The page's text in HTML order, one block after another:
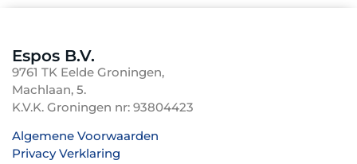
ondersteuning dragen bij aan een soepele
bedrijfsvoering zonder technische zorgen.
de kosten over een langere periode via een vast
maandbedrag, wat de liquiditeit van uw bedrijf
ten goede komt en vaak inclusief onderhoud,
updates en support is. Let op de totale kosten
over de looptijd, de contractvoorwaarden, zoals
opzegbaarheid en eventuele koopopties aan het
Espos B.V.
9761 TK Eelde Groningen,
Machlaan, 5.
K.V.K. Groningen nr: 93804423
Algemene Voorwaarden
Privacy Verklaring